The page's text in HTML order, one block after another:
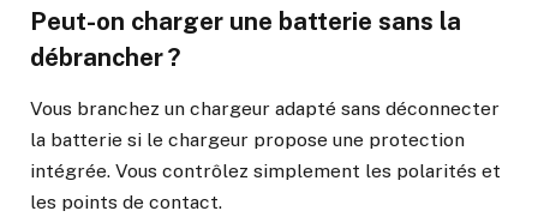
Peut-on charger une batterie sans la
débrancher ?
Vous branchez un chargeur adapté sans déconnecter
la batterie si le chargeur propose une protection
intégrée. Vous contrôlez simplement les polarités et
les points de contact.